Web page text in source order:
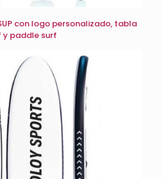
con logo personalizado, tabla
paddle surf